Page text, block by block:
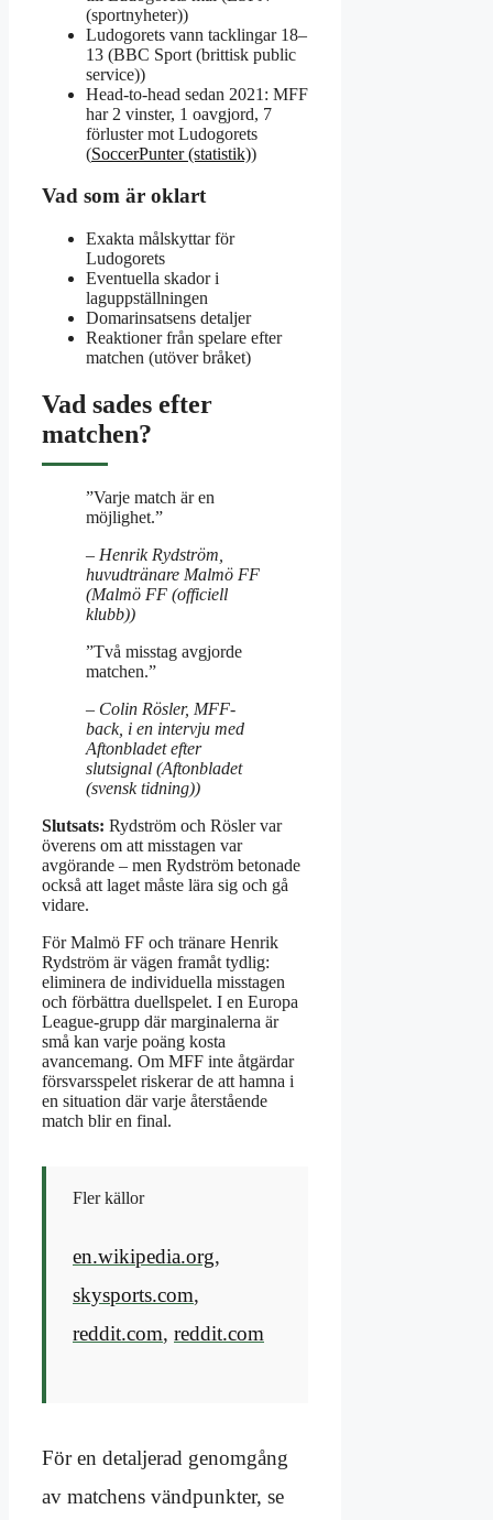
(sportnyheter))
Ludogorets vann tacklingar 18–
13 (BBC Sport (brittisk public
service))
Head-to-head sedan 2021: MFF
har 2 vinster, 1 oavgjord, 7
förluster mot Ludogorets
(SoccerPunter (statistik))
Vad som är oklart
Exakta målskyttar för
Ludogorets
Eventuella skador i
laguppställningen
Domarinsatsens detaljer
Reaktioner från spelare efter
matchen (utöver bråket)
Vad sades efter
matchen?
”Varje match är en
möjlighet.”
– Henrik Rydström,
huvudtränare Malmö FF
(Malmö FF (officiell
klubb))
”Två misstag avgjorde
matchen.”
– Colin Rösler, MFF-
back, i en intervju med
Aftonbladet efter
slutsignal (Aftonbladet
(svensk tidning))
Slutsats: Rydström och Rösler var
överens om att misstagen var
avgörande – men Rydström betonade
också att laget måste lära sig och gå
vidare.
För Malmö FF och tränare Henrik
Rydström är vägen framåt tydlig:
eliminera de individuella misstagen
och förbättra duellspelet. I en Europa
League-grupp där marginalerna är
små kan varje poäng kosta
avancemang. Om MFF inte åtgärdar
försvarsspelet riskerar de att hamna i
en situation där varje återstående
match blir en final.
Fler källor
en.wikipedia.org,
skysports.com,
reddit.com, reddit.com
För en detaljerad genomgång
av matchens vändpunkter, se